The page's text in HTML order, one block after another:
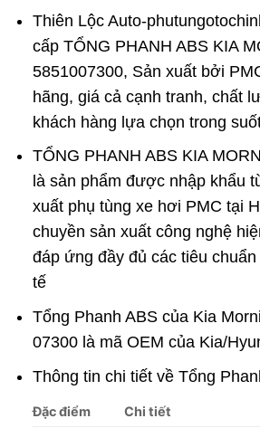
Thiên Lộc Auto-
cấp TỔNG PHANH ABS KIA
5851007300, Sản xuất bởi
hãng, giá cả cạnh tranh, chất
khách hàng lựa chọn trong
TỔNG PHANH ABS KIA
là sản phẩm được nhập khẩu
xuất phụ tùng xe hơi PMC tại
chuyền sản xuất công nghệ
đáp ứng đầy đủ các tiêu
tế
Tổng Phanh ABS của Kia
07300là mã OEM của Kia/
Thông tin chi tiết về Tổng
Đặc điểm Chi tiết